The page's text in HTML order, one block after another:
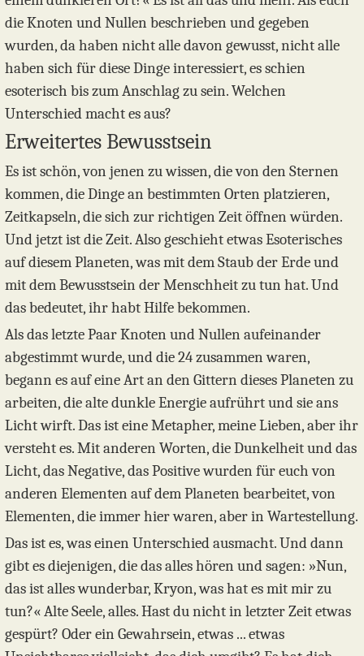
die Knoten und Nullen beschrieben und gegeben
wurden, da haben nicht alle davon gewusst, nicht alle
haben sich für diese Dinge interessiert, es schien
esoterisch bis zum Anschlag zu sein. Welchen
Unterschied macht es aus?
Erweitertes Bewusstsein
Es ist schön, von jenen zu wissen, die von den Sternen
kommen, die Dinge an bestimmten Orten platzieren,
Zeitkapseln, die sich zur richtigen Zeit öffnen würden.
Und jetzt ist die Zeit. Also geschieht etwas Esoterisches
auf diesem Planeten, was mit dem Staub der Erde und
mit dem Bewusstsein der Menschheit zu tun hat. Und
das bedeutet, ihr habt Hilfe bekommen.
Als das letzte Paar Knoten und Nullen aufeinander
abgestimmt wurde, und die 24 zusammen waren,
begann es auf eine Art an den Gittern dieses Planeten zu
arbeiten, die alte dunkle Energie aufrührt und sie ans
Licht wirft. Das ist eine Metapher, meine Lieben, aber ihr
versteht es. Mit anderen Worten, die Dunkelheit und das
Licht, das Negative, das Positive wurden für euch von
anderen Elementen auf dem Planeten bearbeitet, von
Elementen, die immer hier waren, aber in Wartestellung.
Das ist es, was einen Unterschied ausmacht. Und dann
gibt es diejenigen, die das alles hören und sagen: »Nun,
das ist alles wunderbar, Kryon, was hat es mit mir zu
tun?« Alte Seele, alles. Hast du nicht in letzter Zeit etwas
gespürt? Oder ein Gewahrsein, etwas ... etwas